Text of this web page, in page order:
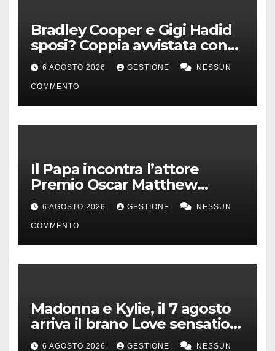
Bradley Cooper e Gigi Hadid
sposi? Coppia avvistata con
anello all’anulare
6 AGOSTO 2026 GESTIONE NESSUN
COMMENTO
Il Papa incontra l’attore
Premio Oscar Matthew
McConaughey
6 AGOSTO 2026 GESTIONE NESSUN
COMMENTO
Madonna e Kylie, il 7 agosto
arriva il brano Love sensation
(Afterhours mix)
6 AGOSTO 2026 GESTIONE NESSUN